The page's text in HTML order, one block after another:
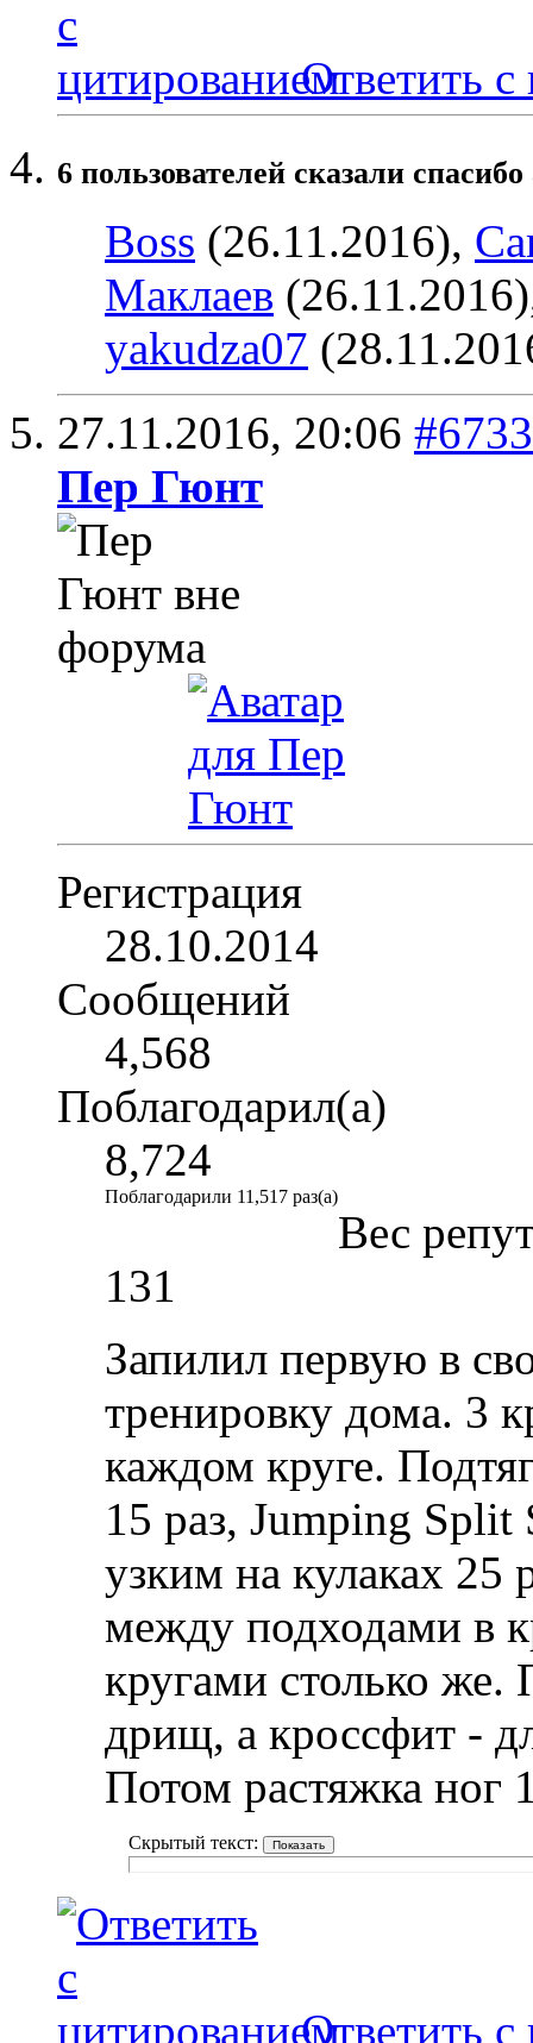
Ответить с
6 пользователей сказали
Boss (26.11.2016),
Маклаев
yakudza07
27.11.2016, 20:06 #6733
Пер Гюнт
Регистрация
28.10.2014
Сообщений
4,568
Поблагодарил(а)
8,724
Поблагодарили 11,517 раз(а)
Вес
131
Запилил первую в
тренировку дома. 3
каждом круге.
15 раз, Jumping Split
узким на кулаках 25
между подходами в
кругами столько
дрищ, а кроссфит -
Потом растяжка ног
Скрытый текст:
Ответить с